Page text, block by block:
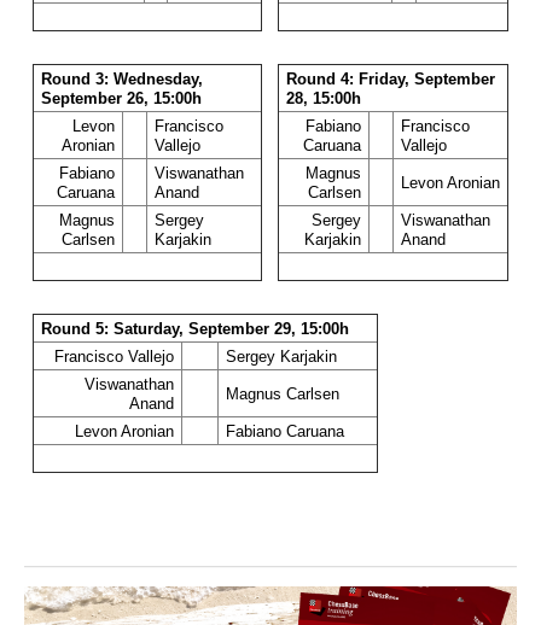
Round 3: Wednesday,
September 26, 15:00h
Levon
Aronian
Francisco
Vallejo
Fabiano
Caruana
Viswanathan
Anand
Magnus
Carlsen
Sergey
Karjakin
Round 4: Friday, September
28, 15:00h
Fabiano
Caruana
Francisco
Vallejo
Magnus
Carlsen
Levon Aronian
Sergey
Karjakin
Viswanathan
Anand
Round 5: Saturday, September 29, 15:00h
Francisco Vallejo
Sergey Karjakin
Viswanathan
Anand
Magnus Carlsen
Levon Aronian Fabiano Caruana